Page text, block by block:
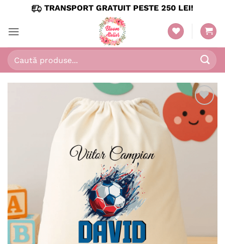
content
TRANSPORT GRATUIT PESTE 250 LEI!
Caută
după:
Adaugă